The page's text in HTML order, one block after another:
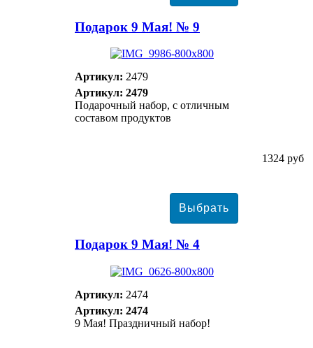
Подарок 9 Мая! № 9
Артикул: 2479
Артикул: 2479
Подарочный набор, с отличным
составом продуктов
1324 руб
Подарок 9 Мая! № 4
Артикул: 2474
Артикул: 2474
9 Мая! Праздничный набор!